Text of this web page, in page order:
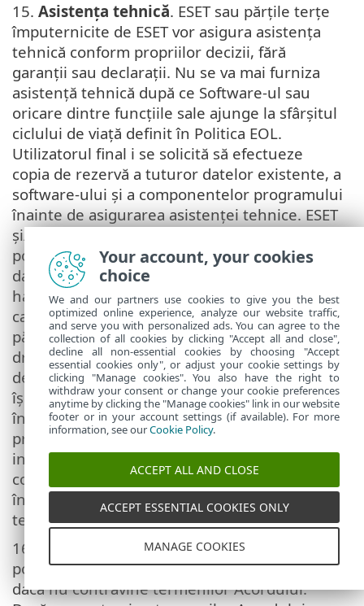
15. Asistența tehnică. ESET sau părțile terțe
împuternicite de ESET vor asigura asistența
tehnică conform propriilor decizii, fără
garanții sau declarații. Nu se va mai furniza
asistență tehnică după ce Software-ul sau
oricare dintre funcțiile sale ajunge la sfârșitul
ciclului de viață definit în Politica EOL.
Utilizatorul final i se solicită să efectueze
copia de rezervă a tuturor datelor existente, a
software-ului și a componentelor programului
înainte de asigurarea asistenței tehnice. ESET
și/sau părțile terțe împuternicite de ESET nu
pot accepta răspunderea pentru pierderea
datelor, proprietății, software-ului sau
hardware-ului sau pierderea profitului din
cauza asigurării asistenței tehnice. ESET și/sau
părțile terțe împuternicite de ESET își rezervă
dreptul de a decide dacă rezolvarea problemei
depășește domeniul asistenței tehnice. ESET
își rezervă dreptul de a refuza, suspenda sau
înceta asigurarea asistenței tehnice conform
propriilor decizii. Este posibil să fie necesare
informațiile Licenței, Informații și alte date în
conformitate cu Politica de confidențialitate,
în scopul furnizării serviciilor de asistență
tehnică.
16.
Transferarea Licenței. Software-ul se
poate transfera de pe un calculator pe altul
dacă nu contravine termenilor Acordului.
Your account, your cookies
choice
We and our partners use cookies to give you the best
optimized online experience, analyze our website traffic,
and serve you with personalized ads. You can agree to the
collection of all cookies by clicking "Accept all and close",
decline all non-essential cookies by choosing "Accept
essential cookies only", or adjust your cookie settings by
clicking "Manage cookies". You also have the right to
withdraw your consent or change your cookie preferences
anytime by clicking the "Manage cookies" link in our website
footer or in your account settings (if available). For more
information, see ourCookie Policy.
ACCEPT ALL AND CLOSE
ACCEPT ESSENTIAL COOKIES ONLY
MANAGE COOKIES